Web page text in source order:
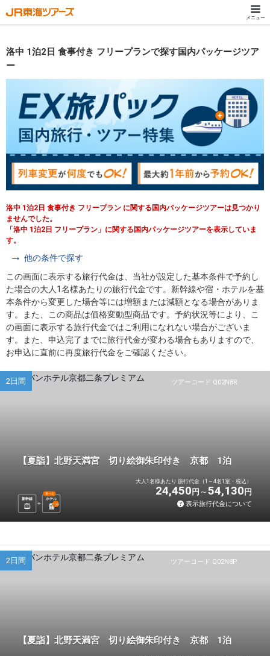
メニュー
洛中 1泊2日 食事付き フリープランで探す国内パッケージツア
ー
洛中 1泊2日 食事付き フリープラン に関する国内パッケージツアーは見つかり
ませんでした。
「洛中 1泊2日 フリープラン」に関する国内パッケージツアーを表示していま
す。
他の条件で探す
この画面に表示する旅行代金は、当社が設定した基本条件で予約し
た場合の大人1名様あたりの旅行代金です。新幹線や宿・ホテルを基
本条件から変更した場合等には増額または減額となる場合がありま
す。また、この商品は価格変動型商品です。予約状況等により、こ
の画面に表示する旅行代金ではご利用になれない場合がございま
す。また、申込完了までに旅行代金が変わる場合もありますので、
お申込に直前に再度旅行代金をご確認ください。
ツアーコード Q02N8R
2日間
【夏詣】北野天満宮 切り絵御朱印付き 京都 1泊
新幹線 ホテル
選べる
1 泊
大人1名様あたり 旅行代金（1～4名1室・税込）
24,450 円 54,130 円
表示旅行代金について
ツアーコード Q02N8P
2日間
【夏詣】北野天満宮 切り絵御朱印付き 京都 1泊